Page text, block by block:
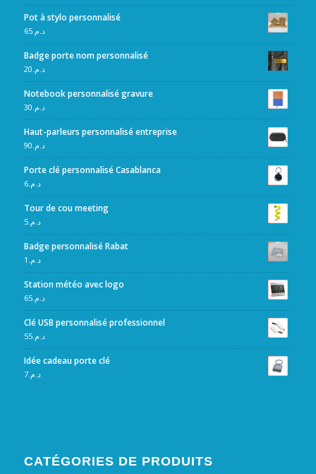
Pot à stylo personnalisé
د.م.65
Badge porte nom personnalisé
د.م.20
Notebook personnalisé gravure
د.م.30
Haut-parleurs personnalisé entreprise
د.م.90
Porte clé personnalisé Casablanca
د.م.6
Tour de cou meeting
د.م.5
Badge personnalisé Rabat
د.م. 1
Station météo avec logo
د.م.65
Clé USB personnalisé professionnel
د.م.55
Idée cadeau porte clé
د.م.7
CATÉGORIES DE PRODUITS